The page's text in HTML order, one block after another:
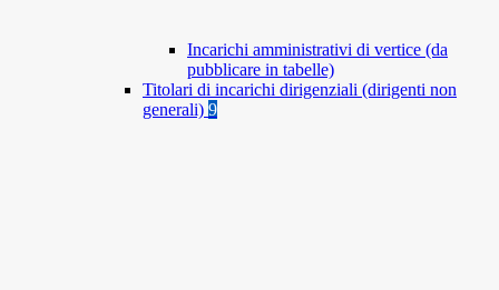
Incarichi amministrativi di vertice (da
pubblicare in tabelle)
Titolari di incarichi dirigenziali (dirigenti non
generali) 9